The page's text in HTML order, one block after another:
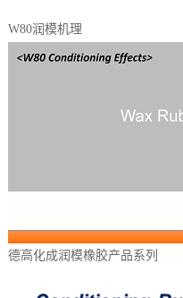
W80润模机理
德高化成润模橡胶产品系列